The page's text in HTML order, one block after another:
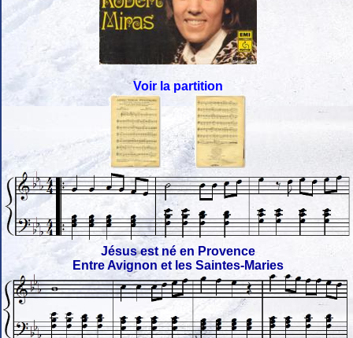
Voir la partition
Jésus est né en Provence
Entre Avignon et les Saintes-Maries